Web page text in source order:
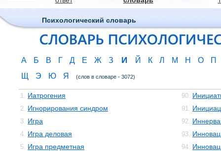
Психологический словарь
А Б В Г Д Е Ж З И Й К Л М Н О
П
Щ
Э Ю Я (слов в словаре - 3072)
1. Иатрогения
2. Игнорирования синдром
3. Игра
4. Игра деловая
5. Игра предметная
90.
91.
92.
93.
94.